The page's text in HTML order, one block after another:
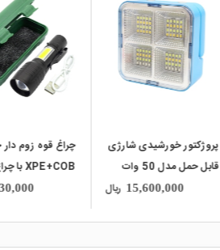
پروژکتور خورشیدی شارژی
قابل حمل مدل 50 وات
15,600,000 ریال
چراغ قوه زوم
XPE+COB با چراغ بغل